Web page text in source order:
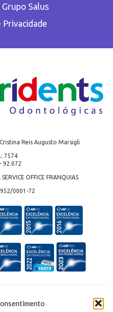
Salus
Privacidade
Reis Augusto Marsigli
7574
92.072
OFFICE FRANQUIAS
0001-72